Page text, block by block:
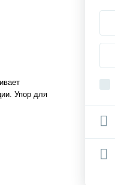
Упор для